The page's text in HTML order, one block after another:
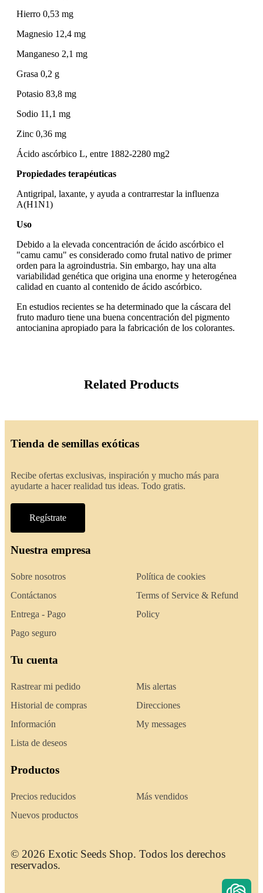
Hierro 0,53 mg
Magnesio 12,4 mg
Manganeso 2,1 mg
Grasa 0,2 g
Potasio 83,8 mg
Sodio 11,1 mg
Zinc 0,36 mg
Ácido ascórbico L, entre 1882-2280 mg2​
Propiedades terapéuticas
Antigripal, laxante, y ayuda a contrarrestar la influenza
A(H1N1)
Uso
Debido a la elevada concentración de ácido ascórbico el
"camu camu" es considerado como frutal nativo de primer
orden para la agroindustria. Sin embargo, hay una alta
variabilidad genética que origina una enorme y heterogénea
calidad en cuanto al contenido de ácido ascórbico.
En estudios recientes se ha determinado que la cáscara del
fruto maduro tiene una buena concentración del pigmento
antocianina apropiado para la fabricación de los colorantes.
Related Products
Tienda de semillas exóticas
Recibe ofertas exclusivas, inspiración y mucho más para
ayudarte a hacer realidad tus ideas. Todo gratis.
Regístrate
Nuestra empresa
Sobre nosotros
Contáctanos
Entrega - Pago
Pago seguro
Política de cookies
Terms of Service & Refund
Policy
Tu cuenta
Rastrear mi pedido
Historial de compras
Información
Lista de deseos
Mis alertas
Direcciones
My messages
Productos
Precios reducidos
Nuevos productos
Más vendidos
© 2026 Exotic Seeds Shop. Todos los derechos
reservados.